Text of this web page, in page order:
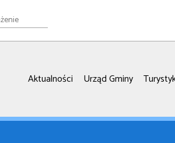
Aktualności Urząd Gminy